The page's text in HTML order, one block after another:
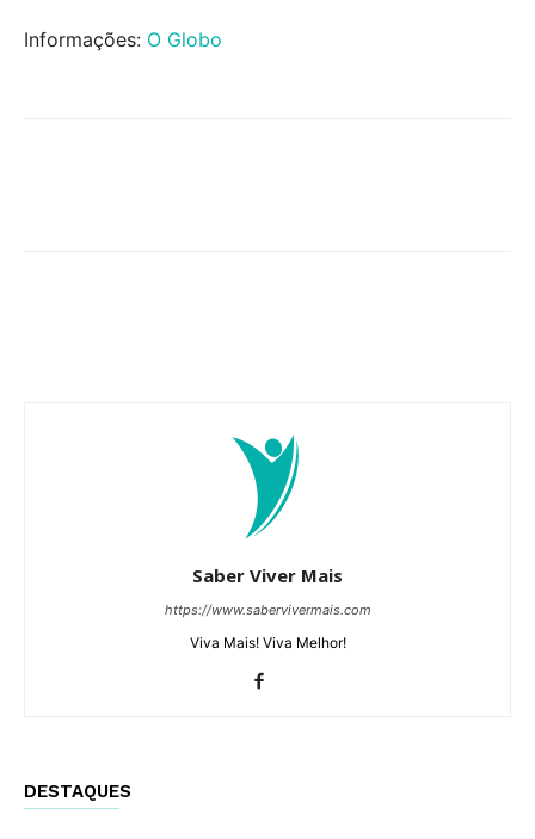
Informações: O Globo
Saber Viver Mais
https://www.sabervivermais.com
Viva Mais! Viva Melhor!
DESTAQUES